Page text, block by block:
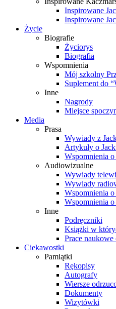
Inspirowane
Inspirowane
Życie
Biografie
Życiorys
Biografia
Wspomnienia
Mój szkolny
Suplement do
Inne
Nagrody
Miejsce
Media
Prasa
Wywiady z
Artykuły o
Wspomnienia
Audiowizualne
Wywiady
Wywiady
Wspomnienia
Wspomnienia
Inne
Podręczniki
Książki w
Prace
Ciekawostki
Pamiątki
Rękopisy
Autografy
Wiersze
Dokumenty
Wizytówki